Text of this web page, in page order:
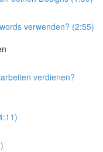
verwenden? (2:55)
verdienen?